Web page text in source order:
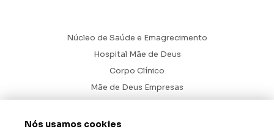
Núcleo de Saúde e Emagrecimento
Hospital Mãe de Deus
Corpo Clínico
Mãe de Deus Empresas
Ouvidoria
Nós usamos cookies